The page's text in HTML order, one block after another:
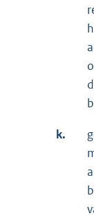
k.